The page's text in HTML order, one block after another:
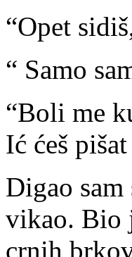
“Opet
“ Samo
“Boli me
Ić ćeš
Digao
vikao. Bio
crnih